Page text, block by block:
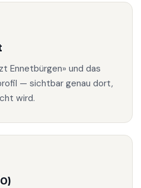
Ennetbürgen» und das
— sichtbar genau dort,
wird.